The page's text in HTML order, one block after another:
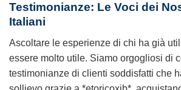
Testimonianze: Le Voci dei
Italiani
Ascoltare le esperienze di chi ha già
essere molto utile. Siamo orgogliosi di
testimonianze di clienti soddisfatti che